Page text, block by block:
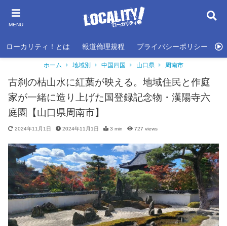
MENU
ローカリティ！とは 報道倫理規程 プライバシーポリシー
ホーム 地域別 中国四国 山口県 周南市
古刹の枯山水に紅葉が映える。地域住民と作庭
家が一緒に造り上げた国登録記念物・漢陽寺六
庭園【山口県周南市】
2024年11月1日 2024年11月1日 3 min 727 views